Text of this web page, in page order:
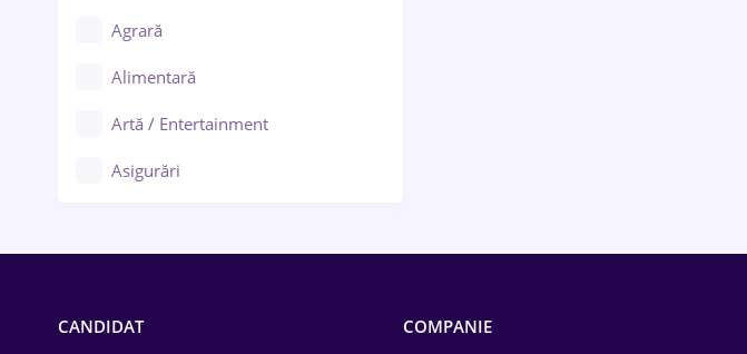
Agrară
Alimentară
Artă / Entertainment
Asigurări
CANDIDAT COMPANIE